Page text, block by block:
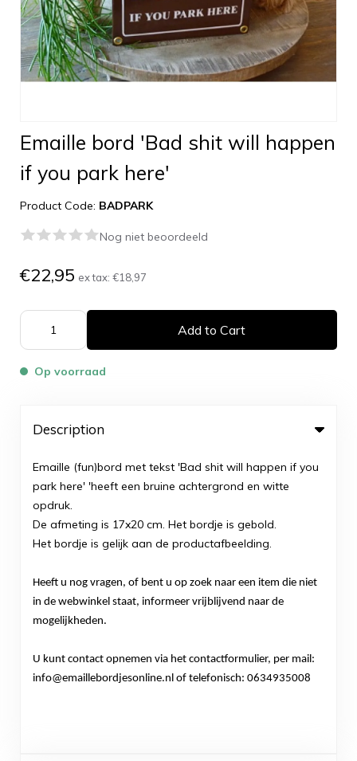
Emaille bord 'Bad shit will happen
if you park here'
Product Code: BADPARK
Nog niet beoordeeld
€22,95 ex tax: €18,97
Add to Cart
Op voorraad
Description
Emaille (fun)bord met tekst 'Bad shit will happen if you
park here' 'heeft een bruine achtergrond en witte
opdruk.
De afmeting is 17x20 cm. Het bordje is gebold.
Het bordje is gelijk aan de productafbeelding.
Heeft u nog vragen, of bent u op zoek naar een item die niet
in de webwinkel staat, informeer vrijblijvend naar de
mogelijkheden.
U kunt contact opnemen via het contactformulier, per mail:
info@emaillebordjesonline.nl of telefonisch: 0634935008